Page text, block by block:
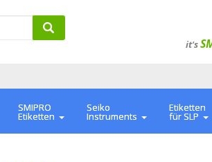
it's
SMIPRO
Etiketten
Seiko
Instruments
Etiketten
für SLP